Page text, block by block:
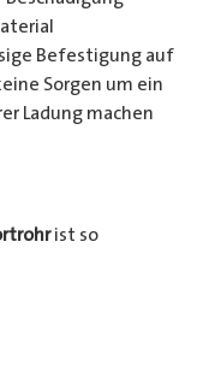
Befestigung auf
Sorgen um ein
Ladung machen
ist so
kann